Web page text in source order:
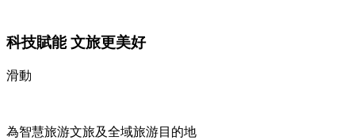
科技賦能 文旅更美好
滑動
為智慧旅游文旅及全域旅游目的地